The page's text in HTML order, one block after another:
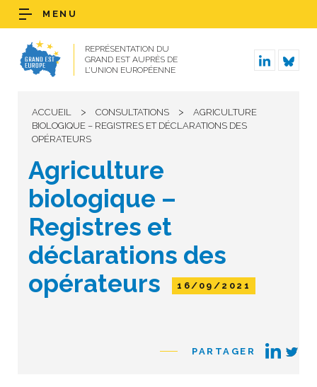
REPRÉSENTATION DU
GRAND EST AUPRÈS DE
L’UNION EUROPÉENNE
MENU
ACCUEIL > CONSULTATIONS >
AGRICULTURE
BIOLOGIQUE – REGISTRES ET DÉCLARATIONS DES
OPÉRATEURS
Agriculture
biologique –
Registres et
déclarations des
opérateurs
16/09/2021
PARTAGER